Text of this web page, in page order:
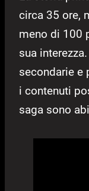
circa 35 ore,
meno di 100
sua
secondarie e
i contenuti
saga sono